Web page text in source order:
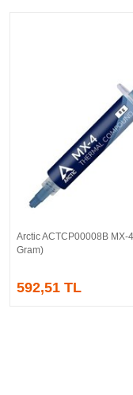
Arctic ACTCP00008B MX-
Gram)
592,51 TL